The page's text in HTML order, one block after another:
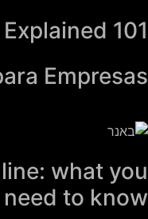
101
Empresas
what you
need to know